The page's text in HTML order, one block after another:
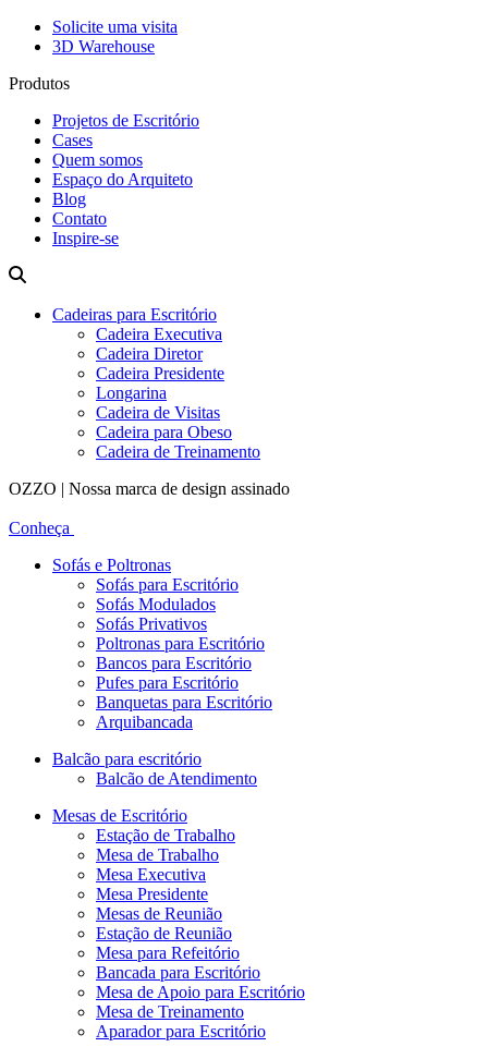
Solicite uma visita
3D Warehouse
Produtos
Projetos de Escritório
Cases
Quem somos
Espaço do Arquiteto
Blog
Contato
Inspire-se
Cadeiras para Escritório
Cadeira Executiva
Cadeira Diretor
Cadeira Presidente
Longarina
Cadeira de Visitas
Cadeira para Obeso
Cadeira de Treinamento
OZZO | Nossa marca de design assinado
Conheça
Sofás e Poltronas
Sofás para Escritório
Sofás Modulados
Sofás Privativos
Poltronas para Escritório
Bancos para Escritório
Pufes para Escritório
Banquetas para Escritório
Arquibancada
Balcão para escritório
Balcão de Atendimento
Mesas de Escritório
Estação de Trabalho
Mesa de Trabalho
Mesa Executiva
Mesa Presidente
Mesas de Reunião
Estação de Reunião
Mesa para Refeitório
Bancada para Escritório
Mesa de Apoio para Escritório
Mesa de Treinamento
Aparador para Escritório